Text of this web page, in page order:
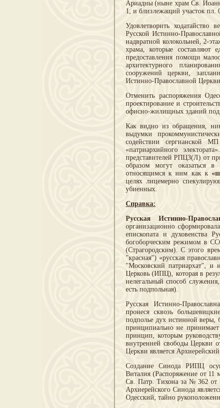
Ариадны (ныне храм Св.
1, и близлежащий участок пл.
Удовлетворить
Русской Истинно-
надвратной колокольней, 2-
храма, которые составляют
предоставления помощи
архитектурного
сооружений церкви,
Истинно-Православной
Отменить распоряжения
проектирование и
офисно-жилищных зданий под
Как видно из обращения,
выдумки
содействии сергианской
«патриархийного
представителей РПЦЗ(Л) от
образом могут оказаться в
относящимся к ним как к
целях лицемерно
убиенных.
Справка:
Русская Истинно-
организационно
епископата и духовенства
богоборческим режимом в
(Страгородским). С этого
"красная") «русская
"Московский патриархат", и
Церковь (ИПЦ), которая в
нелегальный способ
есть подпольная).
Русская Истинно-
пронеся сквозь
подполье дух истинной веры,
принципиально не
принцип, которым
внутренней свободы Церкви
Церкви является
Создание Синода РИПЦ
Виталия (Распоряжение от 11
Св. Патр. Тихона за № 362 от
Архиерейского Синода
Одесский, тайно